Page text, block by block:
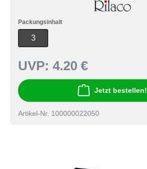
Packungsinhalt
3
UVP: 4.20 €
Jetzt bestellen!
Artikel-Nr. 100000022050